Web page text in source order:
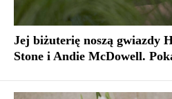
Jej biżuterię noszą gwiazdy
Stone i Andie McDowell.